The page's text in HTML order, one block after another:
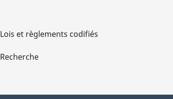
Lois et règlements codifiés
Recherche